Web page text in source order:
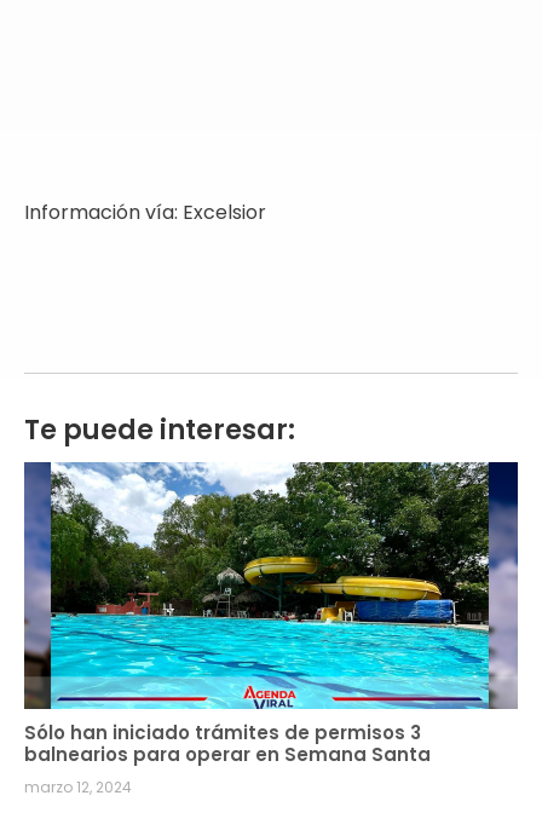
Información vía: Excelsior
Te puede interesar:
Sólo han iniciado trámites de permisos 3
balnearios para operar en Semana Santa
marzo 12, 2024